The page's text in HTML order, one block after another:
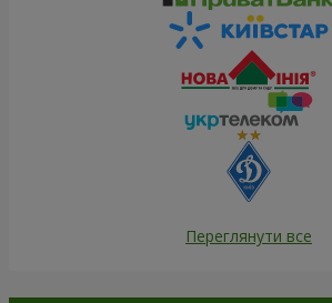
Переглянути все